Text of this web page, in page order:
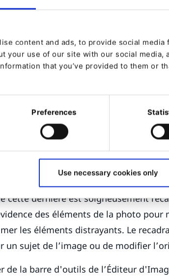
content and ads, to provide social
your use of our site with our social
that you’ve provided to them or
Preferences
Use necessary cookies only
vous concentrer
l'expression visuelle
«
cette dernière est soigneusement
des éléments de la photo
les éléments distrayants. Le
un sujet de l’image ou de modifier
de la barre d'outils de l’Éditeur